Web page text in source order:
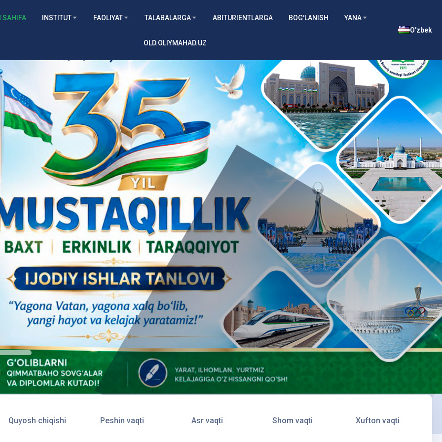
SAHIFA INSTITUT FAOLIYAT TALABALARGA ABITURIENTLARGA BOG'LANISH YANA
OLD.OLIYMAHAD.UZ
O'zbek
Quyosh chiqishi Peshin vaqti Asr vaqti Shom vaqti Xufton vaqti